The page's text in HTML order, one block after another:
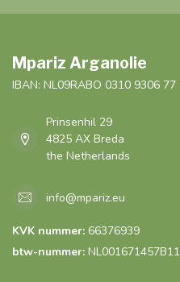
Mpariz Arganolie
IBAN: NL09RABO 0310 9306 77
Prinsenhil 29
4825 AX Breda
the Netherlands
info@mpariz.eu
KVK nummer: 66376939
btw-nummer: NL001671457B11